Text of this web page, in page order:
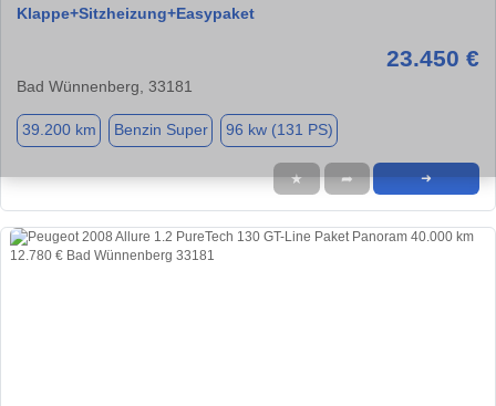
Klappe+Sitzheizung+Easypaket
23.450 €
Bad Wünnenberg, 33181
39.200 km Benzin Super 96 kw (131 PS)
★ ➦ ➜